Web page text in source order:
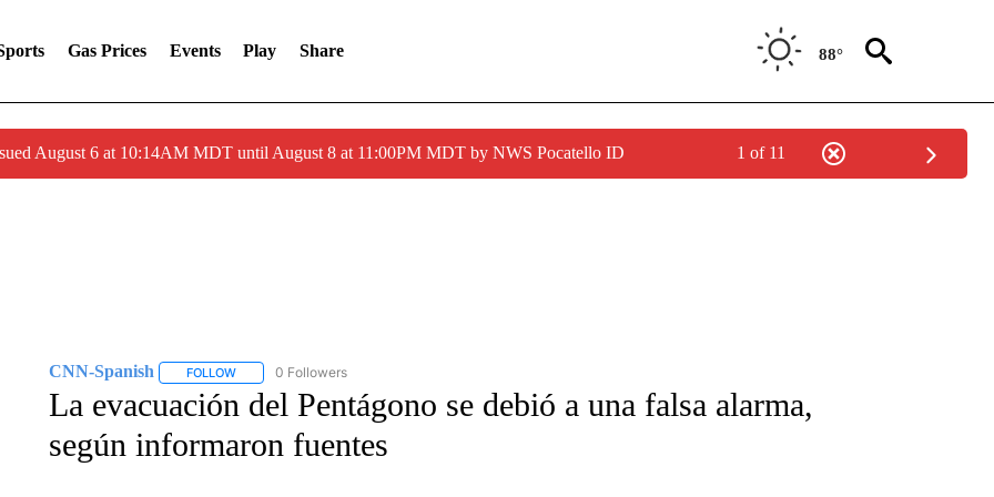
Gas Prices Events Play Share 88°
August 6 at 10:14AM MDT until August 8 at 11:00PM MDT by NWS Pocatello ID 1 of 11
CNN-Spanish FOLLOWFOLLOW "CNN-SPANISH" TO RECEIVE NOTIFICATIONS ABOUT NEW PAGES ON "CNN-SPANISH".
0 Followers
La evacuación del Pentágono se debió a una falsa alarma,
según informaron fuentes